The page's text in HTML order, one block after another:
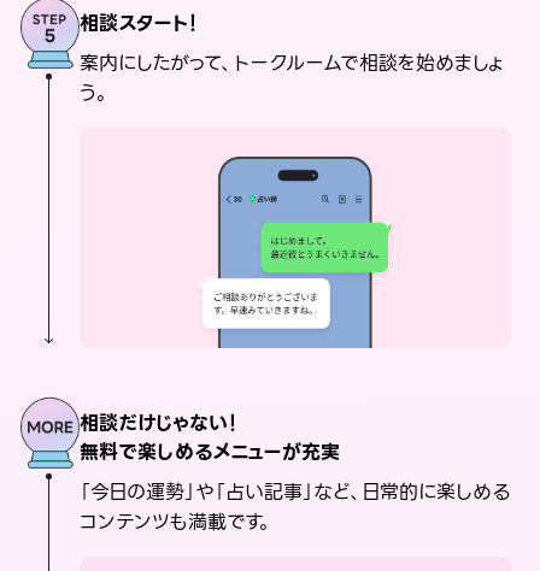
相談スタート！
案内にしたがって、トークルームで相談を始めましょ
う。
相談だけじゃない！
無料で楽しめるメニューが充実
「今日の運勢」や「占い記事」など、日常的に楽しめる
コンテンツも満載です。